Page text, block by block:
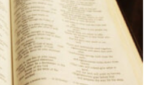
É: A Queda De Israel –
Abre Caminho Para A